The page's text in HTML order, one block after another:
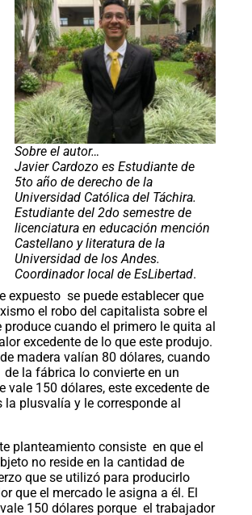
Sobre el autor…
Javier Cardozo es Estudiante de
5to año de derecho de la
Universidad Católica del Táchira.
Estudiante del 2do semestre de
licenciatura en educación mención
Castellano y literatura de la
Universidad de los Andes.
Coordinador local de EsLibertad.
expuesto se puede establecer que
el robo del capitalista sobre el
produce cuando el primero le quita al
excedente de lo que este produjo.
madera valían 80 dólares, cuando
la fábrica lo convierte en un
vale 150 dólares, este excedente de
la plusvalía y le corresponde al
planteamiento consiste en que el
no reside en la cantidad de
que se utilizó para producirlo
que el mercado le asigna a él. El
150 dólares porque el trabajador